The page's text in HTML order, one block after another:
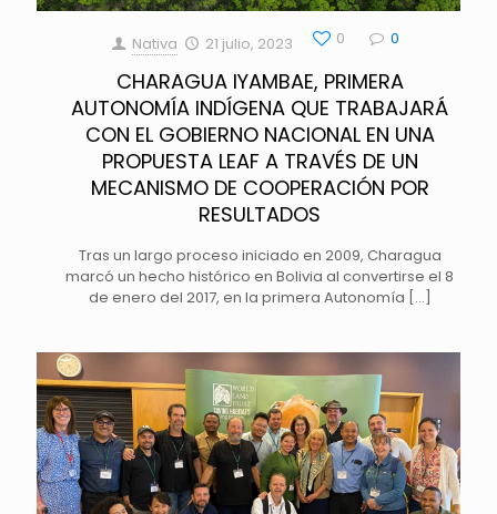
Nativa 21 julio, 2023 0 0
CHARAGUA IYAMBAE, PRIMERA
AUTONOMÍA INDÍGENA QUE TRABAJARÁ
CON EL GOBIERNO NACIONAL EN UNA
PROPUESTA LEAF A TRAVÉS DE UN
MECANISMO DE COOPERACIÓN POR
RESULTADOS
Tras un largo proceso iniciado en 2009, Charagua
marcó un hecho histórico en Bolivia al convertirse el 8
de enero del 2017, en la primera Autonomía […]